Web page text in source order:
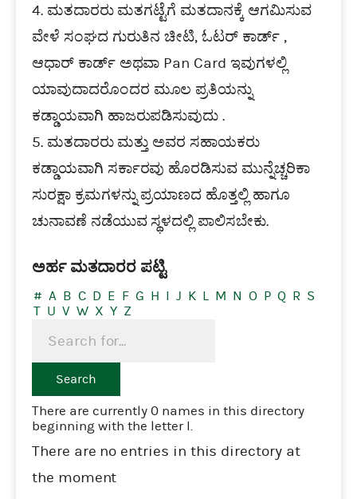
4. ಮತದಾರರು ಮತಗಟ್ಟೆಗೆ ಮತದಾನಕ್ಕೆ ಆಗಮಿಸುವ
ವೇಳೆ ಸಂಘದ ಗುರುತಿನ ಚೀಟಿ, ಓಟರ್ ಕಾರ್ಡ್ ,
ಆಧಾರ್ ಕಾರ್ಡ್ ಅಥವಾ Pan Card ಇವುಗಳಲ್ಲಿ
ಯಾವುದಾದರೊಂದರ ಮೂಲ ಪ್ರತಿಯನ್ನು
ಕಡ್ಡಾಯವಾಗಿ ಹಾಜರುಪಡಿಸುವುದು .
5. ಮತದಾರರು ಮತ್ತು ಅವರ ಸಹಾಯಕರು
ಕಡ್ಡಾಯವಾಗಿ ಸರ್ಕಾರವು ಹೊರಡಿಸುವ ಮುನ್ನೆಚ್ಚರಿಕಾ
ಸುರಕ್ಷಾ ಕ್ರಮಗಳನ್ನು ಪ್ರಯಾಣದ ಹೊತ್ತಲ್ಲಿ ಹಾಗೂ
ಚುನಾವಣೆ ನಡೆಯುವ ಸ್ಥಳದಲ್ಲಿ ಪಾಲಿಸಬೇಕು.
ಅರ್ಹ ಮತದಾರರ ಪಟ್ಟಿ
# A B C D E F G H I J K L M N O P Q R S
T U V W X Y Z
There are currently 0 names in this directory
beginning with the letter I.
There are no entries in this directory at
the moment